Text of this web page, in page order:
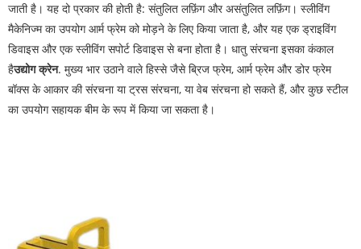
जाती है। यह दो प्रकार की होती है: संतुलित लफ़िंग और असंतुलित लफ़िंग। स्लीविंग
मैकेनिज्म का उपयोग आर्म फ्रेम को मोड़ने के लिए किया जाता है, और यह एक ड्राइविंग
डिवाइस और एक स्लीविंग सपोर्ट डिवाइस से बना होता है। धातु संरचना इसका कंकाल
हैउद्योग क्रेन. मुख्य भार उठाने वाले हिस्से जैसे ब्रिज फ्रेम, आर्म फ्रेम और डोर फ्रेम
बॉक्स के आकार की संरचना या ट्रस संरचना, या वेब संरचना हो सकते हैं, और कुछ स्टील
का उपयोग सहायक बीम के रूप में किया जा सकता है।